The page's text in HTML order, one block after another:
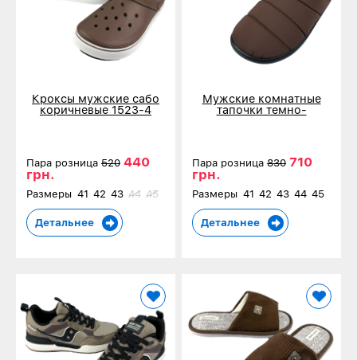
Кроксы мужские сабо
коричневые 1523-4
Пара розница 520 440
грн.
Размеры 41 42 43 44 45
Детальнее
Мужские комнатные
тапочки темно-
Пара розница830 710
грн.
Размеры 41 42 43 44 45
Детальнее